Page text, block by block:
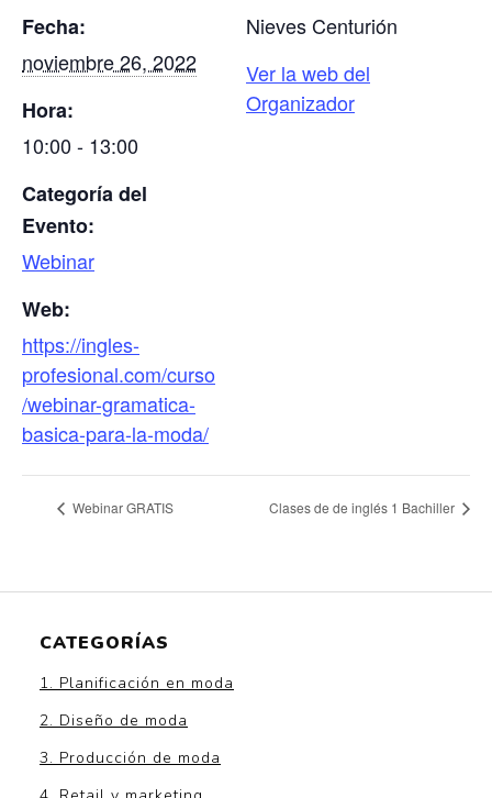
Fecha:
noviembre 26, 2022
Hora:
10:00 - 13:00
Categoría del
Evento:
Webinar
Web:
https://ingles-
profesional.com/curso
/webinar-gramatica-
basica-para-la-moda/
Nieves Centurión
Ver la web del
Organizador
Webinar GRATIS Clases de de inglés 1 Bachiller
CATEGORÍAS
1. Planificación en moda
2. Diseño de moda
3. Producción de moda